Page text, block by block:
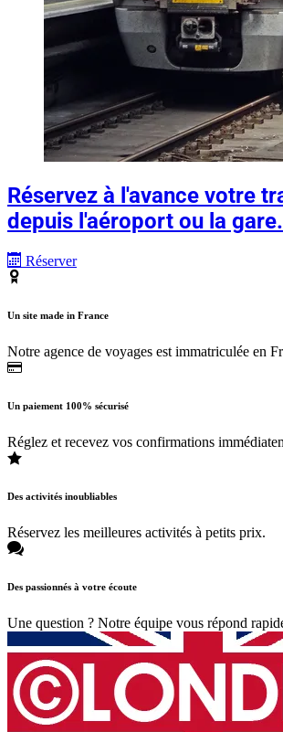
Réservez à l'avance votre
depuis l'aéroport ou la gare.
Réserver
Un site made in France
Notre agence de voyages est immatriculée en
Un paiement 100% sécurisé
Réglez et recevez vos confirmations
Des activités inoubliables
Réservez les meilleures activités à petits prix.
Des passionnés à votre écoute
Une question ? Notre équipe vous répond